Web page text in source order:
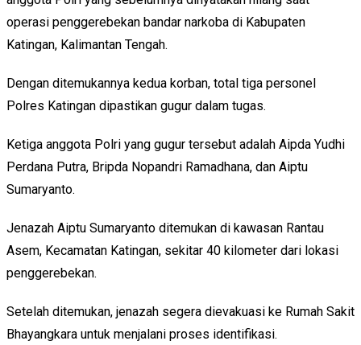
operasi penggerebekan bandar narkoba di Kabupaten
Katingan, Kalimantan Tengah.
Dengan ditemukannya kedua korban, total tiga personel
Polres Katingan dipastikan gugur dalam tugas.
Ketiga anggota Polri yang gugur tersebut adalah Aipda Yudhi
Perdana Putra, Bripda Nopandri Ramadhana, dan Aiptu
Sumaryanto.
Jenazah Aiptu Sumaryanto ditemukan di kawasan Rantau
Asem, Kecamatan Katingan, sekitar 40 kilometer dari lokasi
penggerebekan.
Setelah ditemukan, jenazah segera dievakuasi ke Rumah Sakit
Bhayangkara untuk menjalani proses identifikasi.